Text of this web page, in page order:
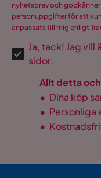
nyhetsbrev och
personuppgifter för att
anpassats till mig enligt
Ja, tack! Jag vill
sidor.
Allt detta
• Dina köp
• Personliga
•